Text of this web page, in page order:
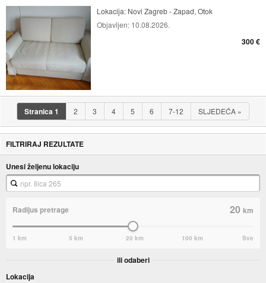
Lokacija: Novi Zagreb - Zapad, Otok
Objavljen: 10.08.2026.
300 €
Stranica1 2 3 4 5 6 7-12 SLJEDEĆA »
FILTRIRAJ REZULTATE
Unesi željenu lokaciju
Radijus pretrage 20km
1 km 5 km 20 km 100 km Sve
ili odaberi
Lokacija